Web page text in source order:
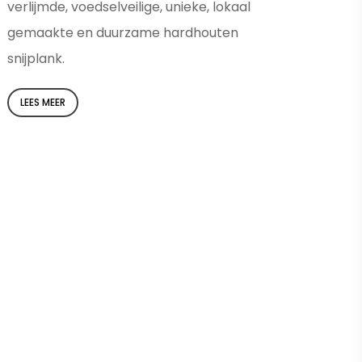
verlijmde, voedselveilige, unieke, lokaal
gemaakte en duurzame hardhouten
snijplank.
LEES MEER